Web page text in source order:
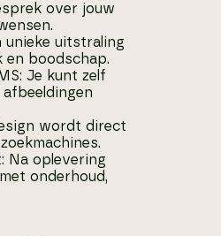
over jouw
unieke uitstraling
en boodschap.
Je kunt zelf
wordt direct
Na oplevering
onderhoud,